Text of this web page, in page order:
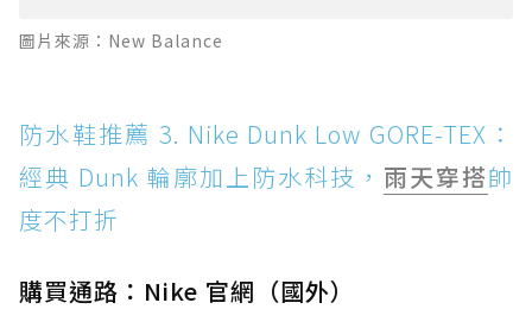
圖片來源：New Balance
防水鞋推薦 3. Nike Dunk Low GORE-TEX：
經典 Dunk 輪廓加上防水科技， 雨天穿搭帥
度不打折
購買通路：Nike 官網（國外）